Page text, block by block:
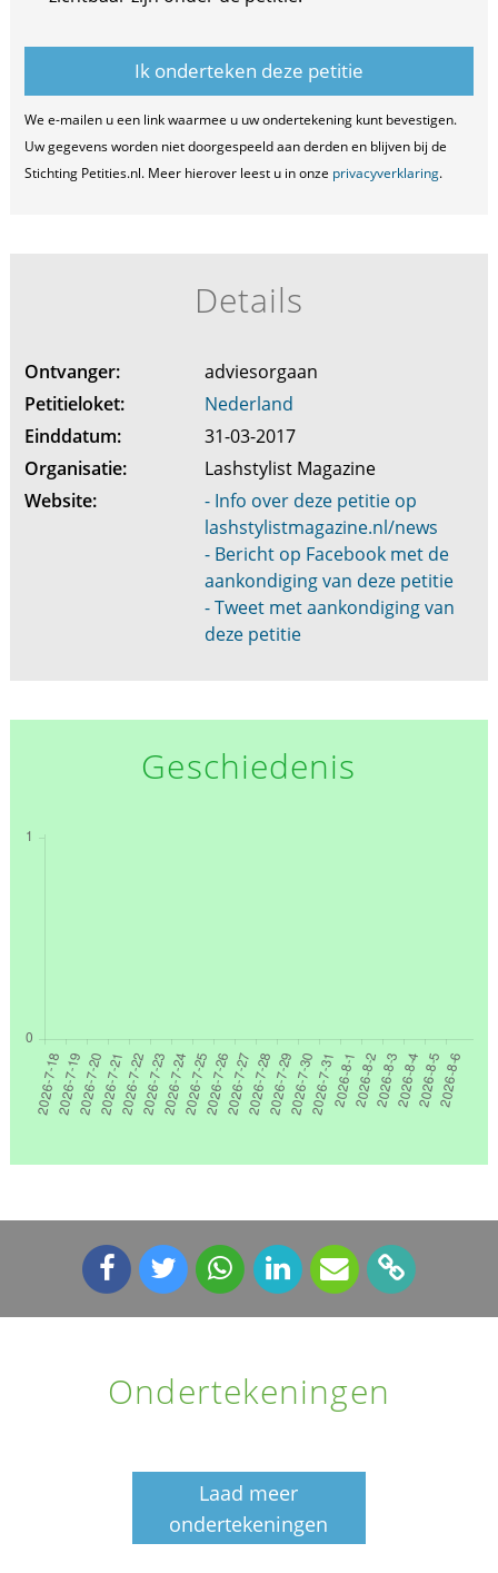
We e-mailen u een link waarmee u uw ondertekening kunt bevestigen.
Uw gegevens worden niet doorgespeeld aan derden en blijven bij de
Stichting Petities.nl. Meer hierover leest u in onze privacyverklaring.
Details
Ontvanger:
adviesorgaan
Petitieloket:
Nederland
Einddatum:
31-03-2017
Organisatie:
Lashstylist Magazine
Website:
- Info over deze petitie op
lashstylistmagazine.nl/news
- Bericht op Facebook met de
aankondiging van deze petitie
- Tweet met aankondiging van
deze petitie
Geschiedenis
Ondertekeningen
Laad meer
ondertekeningen